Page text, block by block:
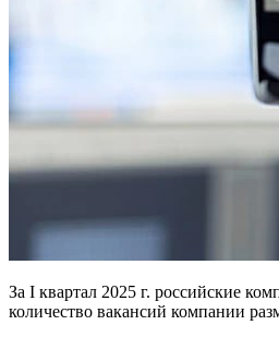
За I квартал 2025 г. российские
количество вакансий компании